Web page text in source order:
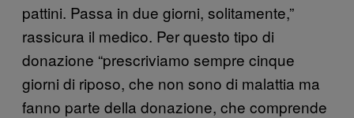
pattini. Passa in due giorni, solitamente,”
rassicura il medico. Per questo tipo di
donazione “prescriviamo sempre cinque
giorni di riposo, che non sono di malattia ma
fanno parte della donazione, che comprende